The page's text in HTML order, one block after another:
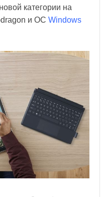
категории на
и ОС Windows